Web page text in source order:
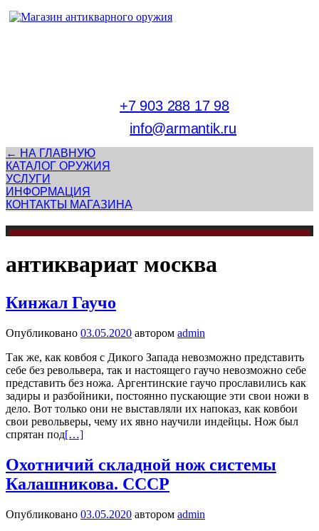
+7 903 288 17 98
info@armantik.ru
← НА ГЛАВНУЮ
КАТАЛОГ ОРУЖИЯ
УСЛУГИ
ИНФОРМАЦИЯ
КОНТАКТЫ МАГАЗИНА
антиквариат москва
Кинжал Гаучо
Опубликовано 03.05.2020 автором admin
Так же, как ковбоя с Дикого Запада невозможно представить
себе без револьвера, так и настоящего гаучо невозможно себе
представить без ножа. Аргентинские гаучо прославились как
задиры и разбойники, постоянно пускающие эти свои ножи в
дело. Вот только они не выставляли их напоказ, как ковбои
свои револьверы, чему их явно научили индейцы. Нож был
спрятан под[…]
Охотничий складной нож системы
Калашникова. СССР
Опубликовано 03.05.2020 автором admin